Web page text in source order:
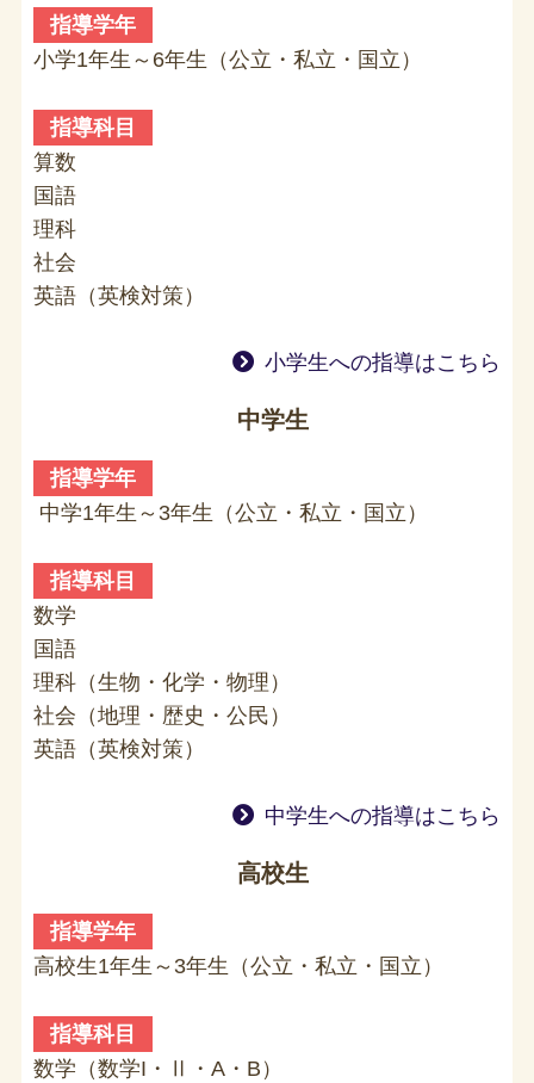
指導学年
小学1年生～6年生（公立・私立・国立）
指導科目
算数
国語
理科
社会
英語（英検対策）
小学生への指導はこちら
中学生
指導学年
中学1年生～3年生（公立・私立・国立）
指導科目
数学
国語
理科（生物・化学・物理）
社会（地理・歴史・公民）
英語（英検対策）
中学生への指導はこちら
高校生
指導学年
高校生1年生～3年生（公立・私立・国立）
指導科目
数学（数学I・Ⅱ・A・B）